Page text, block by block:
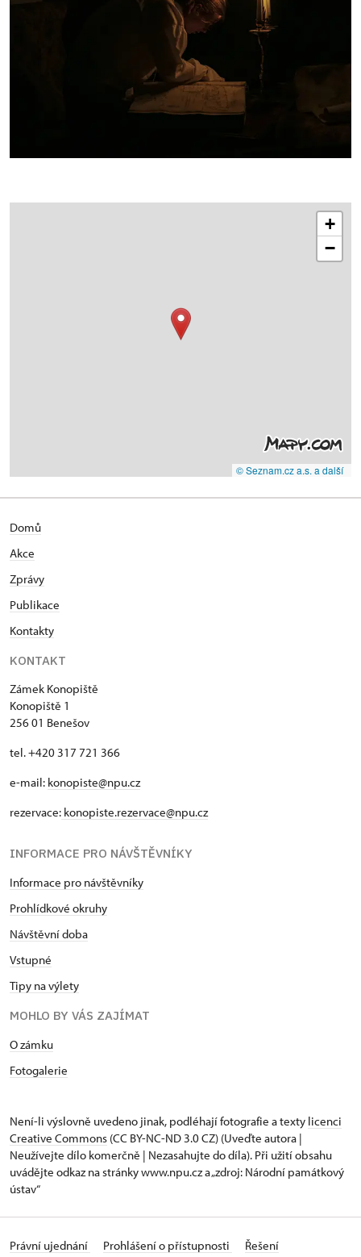
+
−
© Seznam.cz a.s. a další
Domů
Akce
Zprávy
Publikace
Kontakty
KONTAKT
Zámek Konopiště
Konopiště 1
256 01 Benešov
tel. +420 317 721 366
e-mail: konopiste@npu.cz
rezervace: konopiste.rezervace@npu.cz
INFORMACE PRO NÁVŠTĚVNÍKY
Informace pro návštěvníky
Prohlídkové okruhy
Návštěvní doba
Vstupné
Tipy na výlety
MOHLO BY VÁS ZAJÍMAT
O zámku
Fotogalerie
Není-li výslovně uvedeno jinak, podléhají fotografie a texty licenci
Creative Commons (CC BY-NC-ND 3.0 CZ) (Uveďte autora |
Neužívejte dílo komerčně | Nezasahujte do díla). Při užití obsahu
uvádějte odkaz na stránky www.npu.cz a „zdroj: Národní památkový
ústav“
Právní ujednání Prohlášení o přístupnosti
Řešení